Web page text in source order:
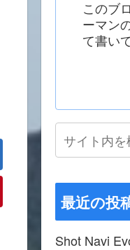
このブ
ーマン
て書い
最近の投
Shot Navi